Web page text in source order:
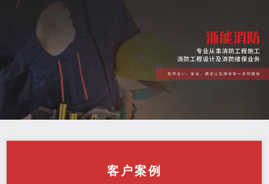
客户案例